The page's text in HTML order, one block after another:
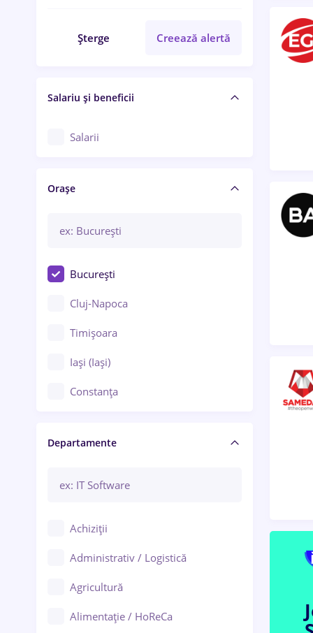
Șterge Creează alertă
Salariu și beneficii
Salarii
Orașe
București
Cluj-Napoca
Timișoara
Iași (Iași)
Constanța
Brașov
Bacău
Galați (Galați)
Ploiești
Departamente
Achiziții
Administrativ / Logistică
Agricultură
Alimentație / HoReCa